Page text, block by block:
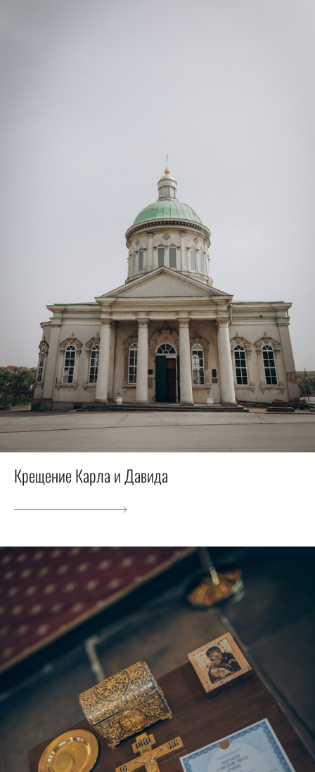
Крещение Карла и Давида